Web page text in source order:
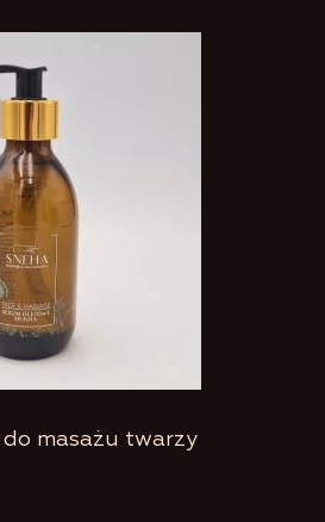
masażu twarzy